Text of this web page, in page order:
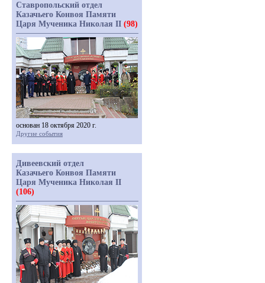
Ставропольский отдел
Казачьего Конвоя Памяти
Царя Мученика Николая II (98)
основан 18 октября 2020 г.
Другие события
Дивеевский отдел
Казачьего Конвоя Памяти
Царя Мученика Николая II
(106)